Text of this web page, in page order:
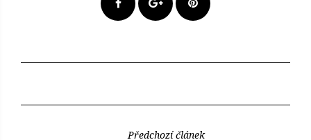
Předchozí článek